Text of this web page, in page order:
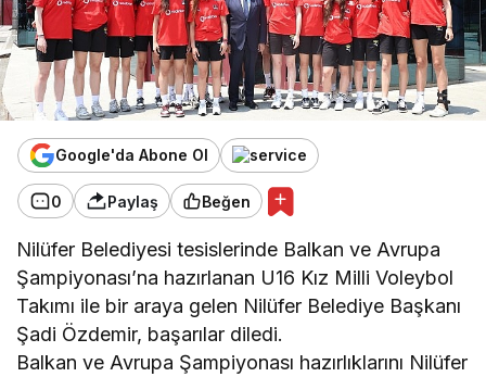
Google'da Abone Ol
0 Paylaş Beğen
Nilüfer Belediyesi tesislerinde Balkan ve Avrupa
Şampiyonası’na hazırlanan U16 Kız Milli Voleybol
Takımı ile bir araya gelen Nilüfer Belediye Başkanı
Şadi Özdemir, başarılar diledi.
Balkan ve Avrupa Şampiyonası hazırlıklarını Nilüfer